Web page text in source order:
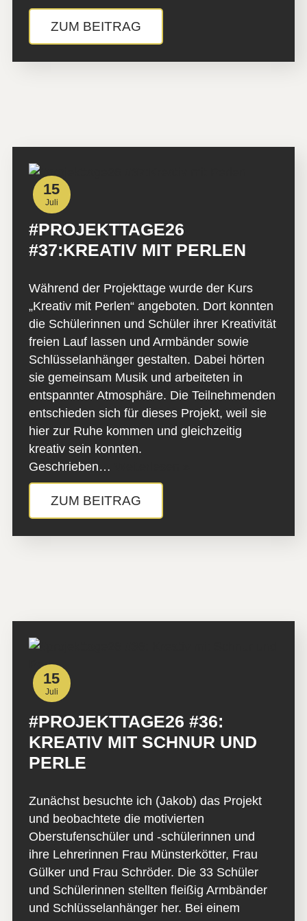
ZUM BEITRAG
15
Juli
#PROJEKTTAGE26
#37:KREATIV MIT PERLEN
Während der Projekttage wurde der Kurs
„Kreativ mit Perlen“ angeboten. Dort konnten
die Schülerinnen und Schüler ihrer Kreativität
freien Lauf lassen und Armbänder sowie
Schlüsselanhänger gestalten. Dabei hörten
sie gemeinsam Musik und arbeiteten in
entspannter Atmosphäre. Die Teilnehmenden
entschieden sich für dieses Projekt, weil sie
hier zur Ruhe kommen und gleichzeitig
kreativ sein konnten.
Geschrieben…
ZUM BEITRAG
15
Juli
#PROJEKTTAGE26 #36:
KREATIV MIT SCHNUR UND
PERLE
Zunächst besuchte ich (Jakob) das Projekt
und beobachtete die motivierten
Oberstufenschüler und -schülerinnen und
ihre Lehrerinnen Frau Münsterkötter, Frau
Gülker und Frau Schröder. Die 33 Schüler
und Schülerinnen stellten fleißig Armbänder
und Schlüsselanhänger her. Bei einem